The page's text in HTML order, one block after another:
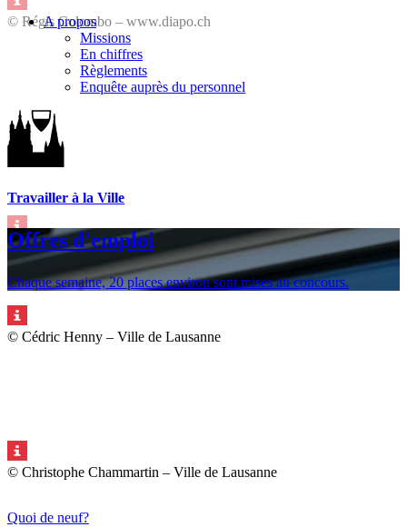
© Régis Colombo – www.diapo.ch
© Philippe Lenoir – Ville de Lausanne
© Christophe Chammartin – Ville de Lausanne
A propos
Missions
En chiffres
Règlements
Enquête auprès du personnel
Travailler à la Ville
Offres d'emploi
Chaque semaine, 20 places environ sont mises au concours.
© Cédric Henny – Ville de Lausanne
Quoi de neuf?